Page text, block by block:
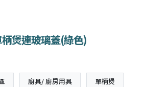
煲連玻璃蓋(綠色)
廚具/ 廚房用具 單柄煲